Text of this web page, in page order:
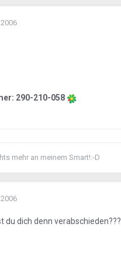
290-210-058
mehr an meinem Smart!:-D
du dich denn verabschieden???